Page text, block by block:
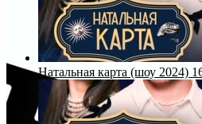
Натальная карта (шоу 2024)